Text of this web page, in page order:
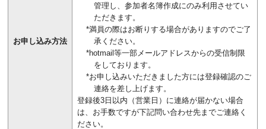
お申し込み方法
管理し、参加者名簿作成にのみ利用させてい
ただきます。
*満員の際はお断りする場合がありますのでご了
承ください。
*hotmail等一部メールアドレスからの受信制限
をしております。
*お申し込みいただきました方には登録確認のご
連絡を差し上げます。
登録後3日以内（営業日）に連絡が届かない場合
は、お手数ですが下記問い合わせ先までご連絡く
ださい。